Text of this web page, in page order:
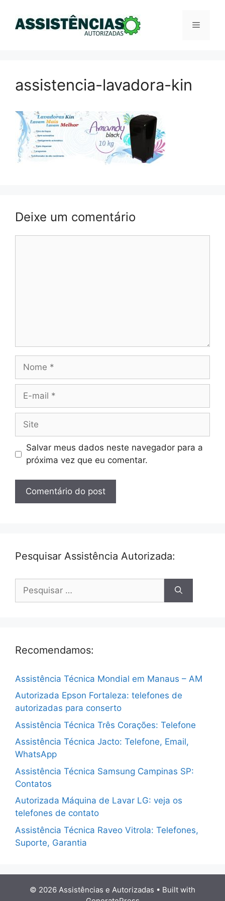
Menu
assistencia-lavadora-kin
Deixe um comentário
Nome
Site
Salvar meus dados neste navegador para a
próxima vez que eu comentar.
Pesquisar Assistência Autorizada:
por:
Recomendamos:
Assistência Técnica Mondial em Manaus – AM
Autorizada Epson Fortaleza: telefones de
autorizadas para conserto
Assistência Técnica Três Corações: Telefone
Assistência Técnica Jacto: Telefone, Email,
WhatsApp
Assistência Técnica Samsung Campinas SP:
Contatos
Autorizada Máquina de Lavar LG: veja os
telefones de contato
Assistência Técnica Raveo Vitrola: Telefones,
Suporte, Garantia
© 2026 Assistências e Autorizadas • Built with